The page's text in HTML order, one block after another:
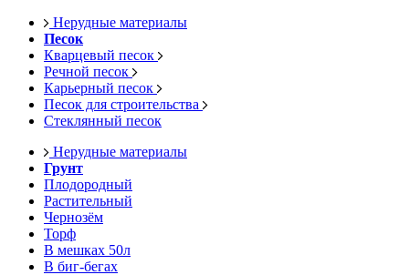
Нерудные материалы
Песок
Кварцевый песок
Речной песок
Карьерный песок
Песок для строительства
Стеклянный песок
Нерудные материалы
Грунт
Плодородный
Растительный
Чернозём
Торф
В мешках 50л
В биг-бегах